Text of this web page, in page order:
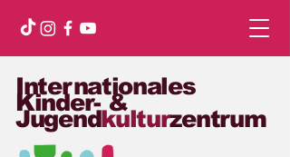
Internationales
Kinder- &
Jugendkulturzentrum